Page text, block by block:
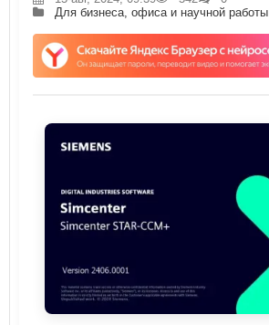
Для бизнеса, офиса и научной работы